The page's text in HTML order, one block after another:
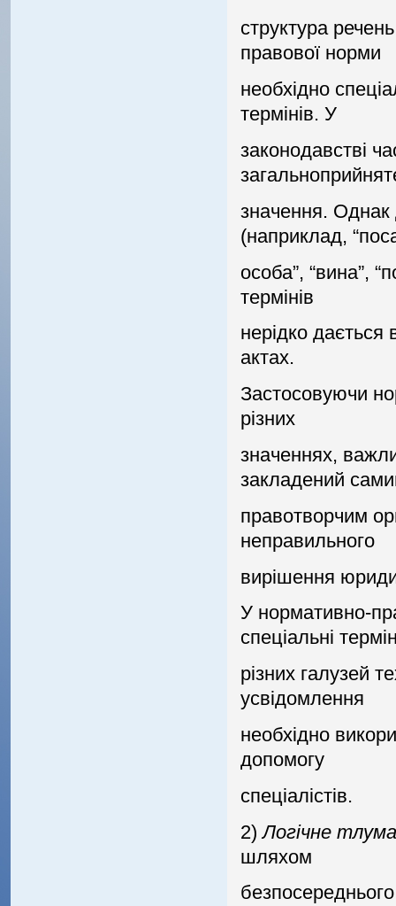
структура
правової норми
необхiдно
термiнiв. У
законодавствi
значення. Однак
(наприклад,
особа”, “вина”,
термiнiв
нерiдко дається
актах.
Застосовуючи
рiзних
значеннях,
закладений
правотворчим
неправильного
вирiшення
У нормативно-
спецiальнi
рiзних галузей
усвiдомлення
необхiдно
допомогу
спецiалiстiв.
2)Логiчне
шляхом